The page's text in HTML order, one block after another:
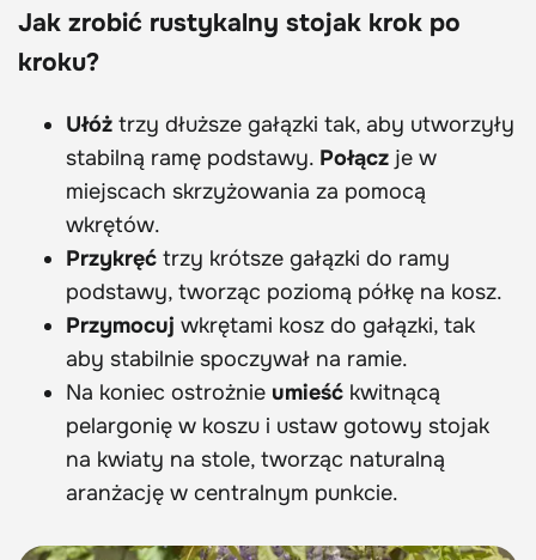
Jak zrobić rustykalny stojak krok po
kroku?
Ułóż trzy dłuższe gałązki tak, aby utworzyły
stabilną ramę podstawy. Połącz je w
miejscach skrzyżowania za pomocą
wkrętów.
Przykręć trzy krótsze gałązki do ramy
podstawy, tworząc poziomą półkę na kosz.
Przymocuj wkrętami kosz do gałązki, tak
aby stabilnie spoczywał na ramie.
Na koniec ostrożnie umieść kwitnącą
pelargonię w koszu i ustaw gotowy stojak
na kwiaty na stole, tworząc naturalną
aranżację w centralnym punkcie.